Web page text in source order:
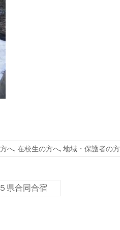
へ, 在校生の方へ, 地域・保護者の
県合同合宿